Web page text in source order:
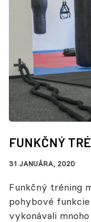
FUNKČNÝ
31 JANUÁRA, 2020
Funkčný tréning
pohybové
vykonávali